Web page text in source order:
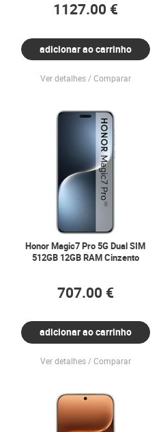
1127.00 €
adicionar ao carrinho
Ver detalhes Comparar
Honor Magic7 Pro 5G Dual SIM
512GB 12GB RAM Cinzento
707.00 €
adicionar ao carrinho
Ver detalhes Comparar